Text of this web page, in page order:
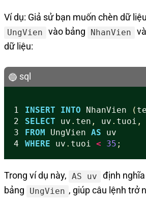
Ví dụ: Giả sử bạn muốn chèn dữ
UngVien vào bảng NhanVien
dữ liệu:
sql
1
2
3
4
INSERT INTO NhanVien (
SELECT
uv . ten , uv . tuoi ,
FROM
UngVien AS
uv
WHERE
uv . tuoi < 35 ;
Trong ví dụ này, AS uv định
bảng
UngVien , giúp câu lệnh trở